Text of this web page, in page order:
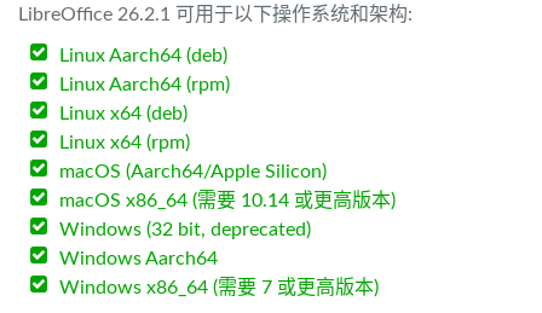
LibreOffice 26.2.1 可用于以下操作系统和架构:
Linux Aarch64 (deb)
Linux Aarch64 (rpm)
Linux x64 (deb)
Linux x64 (rpm)
macOS (Aarch64/Apple Silicon)
macOS x86_64 (需要 10.14 或更高版本)
Windows (32 bit, deprecated)
Windows Aarch64
Windows x86_64 (需要 7 或更高版本)